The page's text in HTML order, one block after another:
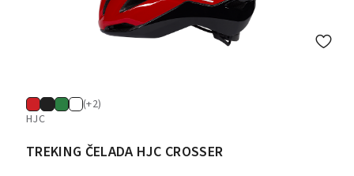
(+2)
HJC
TREKING ČELADA HJC CROSSER